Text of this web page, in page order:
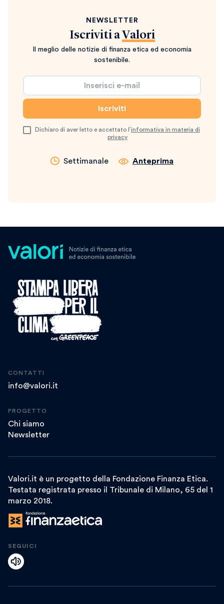
NEWSLETTER
Iscriviti a Valori
Il meglio delle notizie di finanza etica ed economia
sostenibile.
Dichiaro di aver letto e accettato l’informativa in materia di
privacy
Settimanale Anteprima
CONTATTI
info@valori.it
PROGETTO
Chi siamo
Newsletter
Valori.it è un progetto della Fondazione Finanza Etica.
Testata registrata presso il Tribunale di Milano, 65 del 1
marzo 2018.
SEGUICI